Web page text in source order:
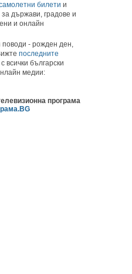
билети и
държави, градове и
и онлайн
поводи - рожден ден,
последните
всички български
медии:
програма